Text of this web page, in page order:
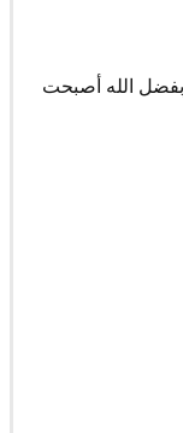
الله أصبحت